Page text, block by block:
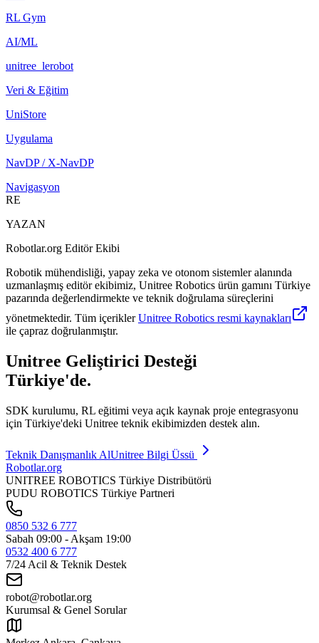
RL Gym
AI/ML
unitree_lerobot
Veri & Eğitim
UniStore
Uygulama
NavDP / X-NavDP
Navigasyon
RE
YAZAN
Robotlar.org Editör Ekibi
Robotik mühendisliği, yapay zeka ve otonom sistemler alanında
uzmanlaşmış editör ekibimiz, Unitree Robotics ürün gamını Türkiye
pazarında değerlendirmekte ve teknik doğrulama süreçlerini
yönetmektedir. Tüm içeriklerUnitree Robotics resmi kaynakları
ile çapraz doğrulanmıştır.
Unitree Geliştirici Desteği
Türkiye'de.
SDK kurulumu, RL eğitimi veya açık kaynak proje entegrasyonu
için Türkiye'deki Unitree teknik ekibimizden destek alın.
Teknik Danışmanlık AlUnitree Bilgi Üssü
Robotlar.org
UNITREE ROBOTICS Türkiye Distribütörü
PUDU ROBOTICS Türkiye Partneri
0850 532 6 777
Sabah 09:00 - Akşam 19:00
0532 400 6 777
7/24 Acil & Teknik Destek
robot@robotlar.org
Kurumsal & Genel Sorular